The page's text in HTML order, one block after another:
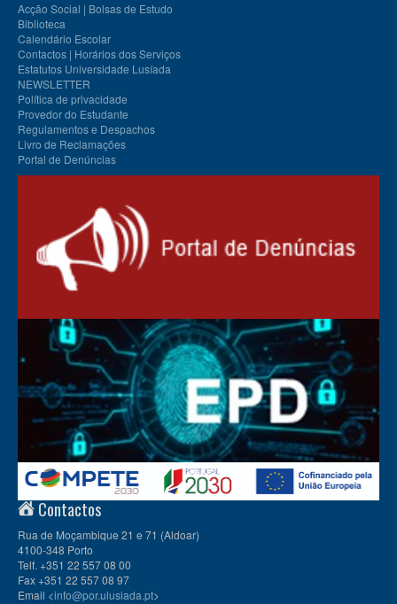
Acção Social | Bolsas de Estudo
Biblioteca
Calendário Escolar
Contactos | Horários dos Serviços
Estatutos Universidade Lusíada
NEWSLETTER
Política de privacidade
Provedor do Estudante
Regulamentos e Despachos
Livro de Reclamações
Portal de Denúncias
Contactos
Rua de Moçambique 21 e 71 (Aldoar)
4100-348 Porto
Telf. +351 22 557 08 00
Fax +351 22 557 08 97
Email <info@por.ulusiada.pt>